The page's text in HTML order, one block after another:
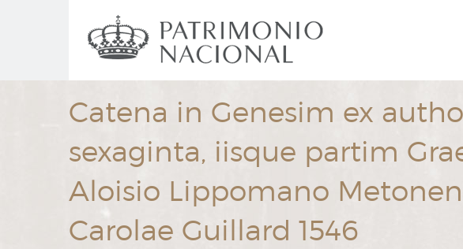
Navegación
principal
Catena in Genesim ex
sexaginta, iisque partim
Aloisio Lippomano
Carolae Guillard 1546